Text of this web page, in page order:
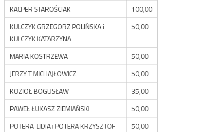
KACPER STAROŚCIAK
100,00
KULCZYK GRZEGORZ POLIŃSKA i
KULCZYK KATARZYNA
50,00
MARIA KOSTRZEWA
50,00
JERZY T MICHAJŁOWICZ
50,00
KOZIOŁ BOGUSŁAW
35,00
PAWEŁ ŁUKASZ ZIEMIAŃSKI
50,00
POTERA LIDIA i POTERA KRZYSZTOF
50,00